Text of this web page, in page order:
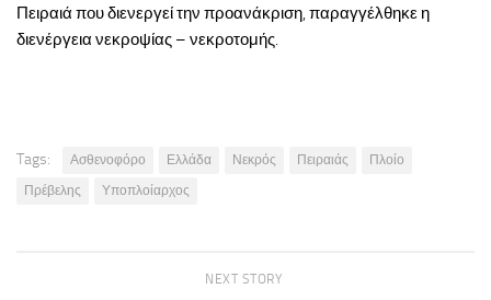
Πειραιά που διενεργεί την προανάκριση, παραγγέλθηκε η
διενέργεια νεκροψίας – νεκροτομής.
Tags: Ασθενοφόρο Ελλάδα Νεκρός Πειραιάς
Πλοίο
Πρέβελης
Υποπλοίαρχος
NEXT STORY